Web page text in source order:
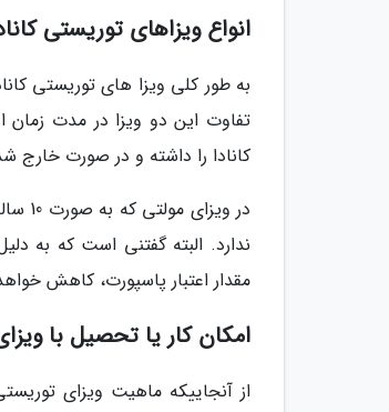
انواع ویزاهای توریستی
تفاوت این دو ویزا در مدت زمان
کانادا را داشته و در صورت خارج
در
مقدار اعتبار پاسپورت، کاهش خواهد
امکان کار یا تحصیل با
از آنجاییکه ماهیت ویزای